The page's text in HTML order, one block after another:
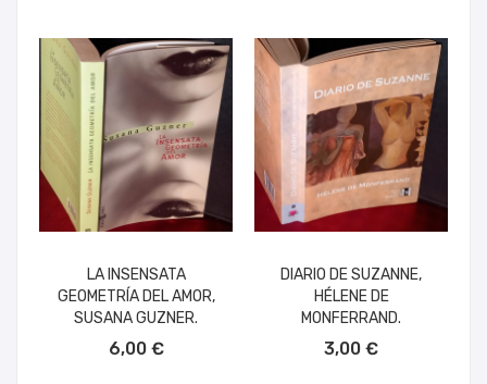
LA INSENSATA
GEOMETRÍA DEL AMOR,
SUSANA GUZNER.
6,00 €
DIARIO DE SUZANNE,
HÉLENE DE
MONFERRAND.
3,00 €